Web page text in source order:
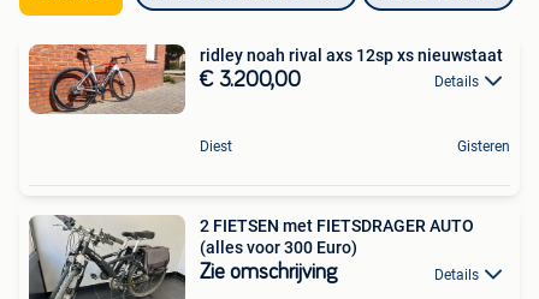
ridley noah rival axs 12sp xs nieuwstaat
€ 3.200,00 Details
Diest Gisteren
2 FIETSEN met FIETSDRAGER AUTO
(alles voor 300 Euro)
Zie omschrijving Details